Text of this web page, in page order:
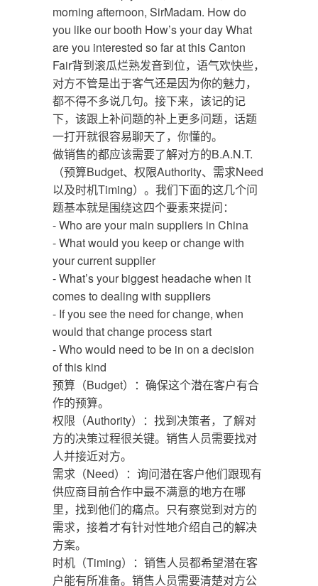
morning afternoon, SirMadam. How do
you like our booth How’s your day What
are you interested so far at this Canton
Fair背到滚瓜烂熟发音到位，语气欢快些，
对方不管是出于客气还是因为你的魅力，
都不得不多说几句。接下来，该记的记
下，该跟上补问题的补上更多问题，话题
一打开就很容易聊天了，你懂的。
做销售的都应该需要了解对方的B.A.N.T.
（预算Budget、权限Authority、需求Need
以及时机Timing）。我们下面的这几个问
题基本就是围绕这四个要素来提问：
- Who are your main suppliers in China
- What would you keep or change with
your current supplier
- What’s your biggest headache when it
comes to dealing with suppliers
- If you see the need for change, when
would that change process start
- Who would need to be in on a decision
of this kind
预算（Budget）：确保这个潜在客户有合
作的预算。
权限（Authority）：找到决策者，了解对
方的决策过程很关键。销售人员需要找对
人并接近对方。
需求（Need）：询问潜在客户他们跟现有
供应商目前合作中最不满意的地方在哪
里，找到他们的痛点。只有察觉到对方的
需求，接着才有针对性地介绍自己的解决
方案。
时机（Timing）：销售人员都希望潜在客
户能有所准备。销售人员需要清楚对方公